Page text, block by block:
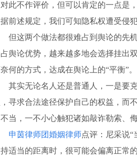
此不作评价，但可以肯定的一点是
前述规定，我们可知隐私权遭受侵
两个做法都很难占到舆论的先机
舆论优势，越来越多地会选择挂出
何的方式，达成在舆论上的“平衡”。
无论名人还是普通人，一是要克
寻求合法途径保护自己的权益，而
当，一不小心触犯诸如敲诈勒索、
申茵律师团婚姻律师点评：尼采说
适当的距离时，很可能会偏离正常